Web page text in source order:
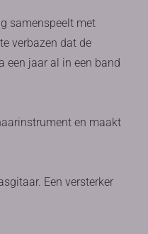
samenspeelt met
verbazen dat de
een jaar al in een band
en maakt
Een versterker